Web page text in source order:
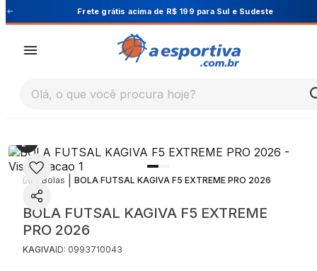
Cupom PRIMEIRA10 para 10% OFF na 1ª compra
Olá, o que você procura hoje?
Bolas BOLA FUTSAL KAGIVA F5 EXTREME PRO 2026
BOLA FUTSAL KAGIVA F5 EXTREME
PRO 2026
KAGIVAID: 0993710043